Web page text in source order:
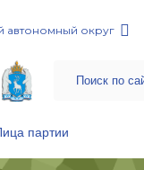
автономный округ
партии